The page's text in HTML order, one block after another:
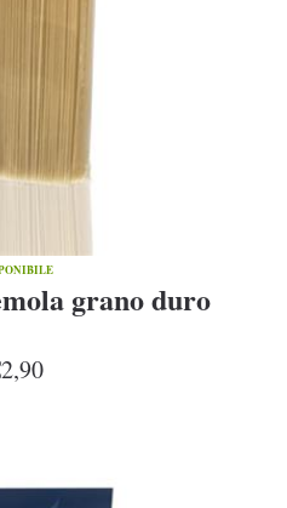
grano duro